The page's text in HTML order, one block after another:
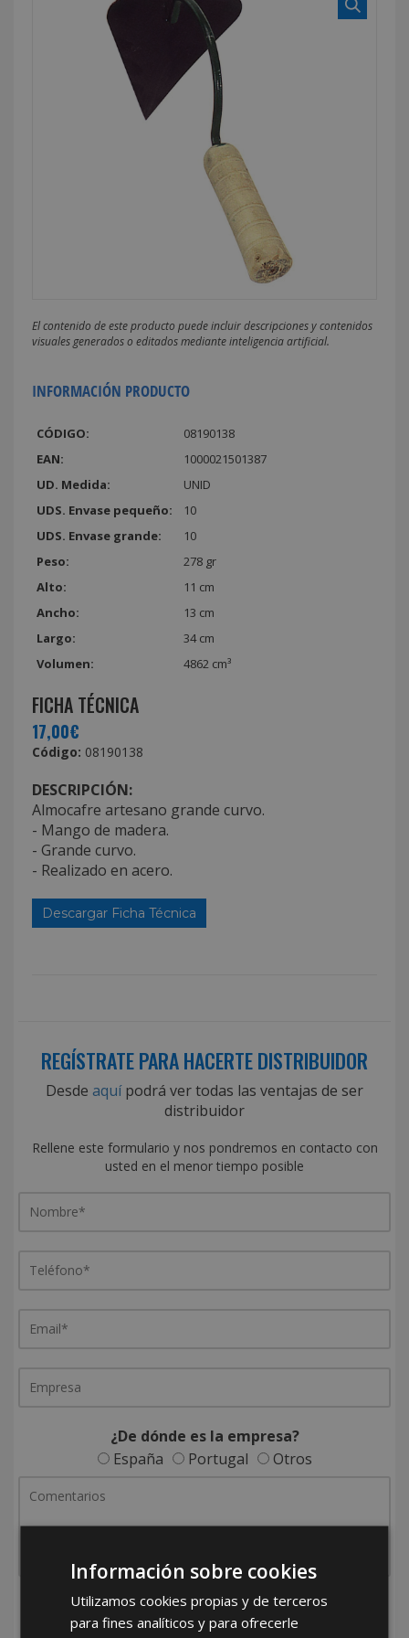
El contenido de este producto puede incluir descripciones y contenidos
visuales generados o editados mediante inteligencia artificial.
INFORMACIÓN PRODUCTO
CÓDIGO:
08190138
EAN:
1000021501387
UD. Medida:
UNID
UDS. Envase pequeño:
10
UDS. Envase grande:
10
Peso:
278 gr
Alto:
11 cm
Ancho:
13 cm
Largo:
34 cm
Volumen:
4862 cm³
FICHA TÉCNICA
17,00€
Código: 08190138
DESCRIPCIÓN:
Almocafre artesano grande curvo.
- Mango de madera.
- Grande curvo.
- Realizado en acero.
Descargar Ficha Técnica
REGÍSTRATE PARA HACERTE DISTRIBUIDOR
Desde aquípodrá ver todas las ventajas de ser
distribuidor
Rellene este formulario y nos pondremos en contacto con
usted en el menor tiempo posible
¿De dónde es la empresa?
España
Portugal Otros
He leído y acepto laPolítica de Privacidad
Información sobre cookies
Utilizamos cookies propias y de terceros
para fines analíticos y para ofrecerle